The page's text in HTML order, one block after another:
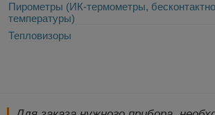
Пирометры (ИК-термометры,
температуры)
Тепловизоры